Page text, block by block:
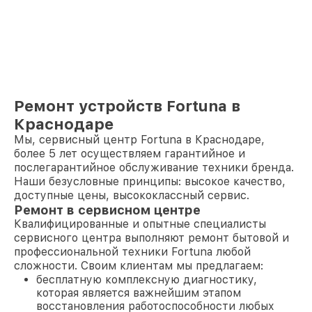
Ремонт устройств Fortuna в
Краснодаре
Мы, сервисный центр Fortuna в Краснодаре,
более 5 лет осуществляем гарантийное и
послегарантийное обслуживание техники бренда.
Наши безусловные принципы: высокое качество,
доступные цены, высококлассный сервис.
Ремонт в сервисном центре
Квалифицированные и опытные специалисты
сервисного центра выполняют ремонт бытовой и
профессиональной техники Fortuna любой
сложности. Своим клиентам мы предлагаем:
бесплатную комплексную диагностику,
которая является важнейшим этапом
восстановления работоспособности любых